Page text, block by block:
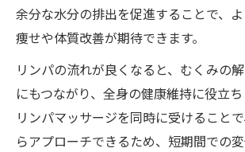
余分な水分の排出を促進することで、
痩せや体質改善が期待できます。
リンパの流れが良くなると、むくみの
にもつながり、全身の健康維持に役立
リンパマッサージを同時に受けること
らアプローチできるため、短期間での